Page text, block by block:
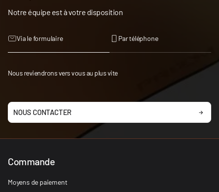
Notre équipe est à votre disposition
Via le formulaire Par téléphone
Nous reviendrons vers vous au plus vite
NOUS CONTACTER
Commande
Moyens de paiement